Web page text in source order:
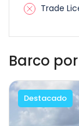
Trade
Barco por
Destacado